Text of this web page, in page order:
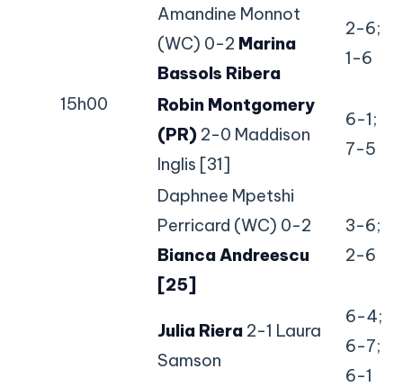
15h00
Amandine Monnot
(WC) 0-2 Marina
Bassols Ribera
2-6;
1-6
Robin Montgomery
(PR) 2-0 Maddison
Inglis [31]
6-1;
7-5
Daphnee Mpetshi
Perricard (WC) 0-2
Bianca Andreescu
[25]
3-6;
2-6
Julia Riera 2-1 Laura
Samson
6-4;
6-7;
6-1